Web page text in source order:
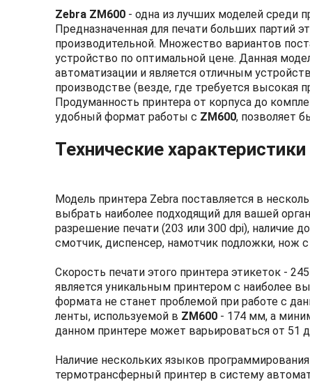
Zebra ZM600 - одна из лучших моделей среди
Предназначенная для печати больших партий
производительной. Множество вариантов
устройство по оптимальной цене. Данная
автоматизации и является отличным
производстве (везде, где требуется высокая
Продуманность принтера от корпуса до
удобный формат работы с ZM600, позволяет
Технические
Модель принтера Zebra поставляется в
выбрать наиболее подходящий для вашей
разрешение печати (203 или 300 dpi), наличие
смотчик, диспенсер, намотчик подложки, нож
Скорость печати этого принтера этикеток -
является уникальным принтером с наиболее
формата не станет проблемой при работе с
ленты, используемой в ZM600 - 174 мм, а
данном принтере может варьироваться от 51
Наличие нескольких языков
термотрансферный принтер в систему